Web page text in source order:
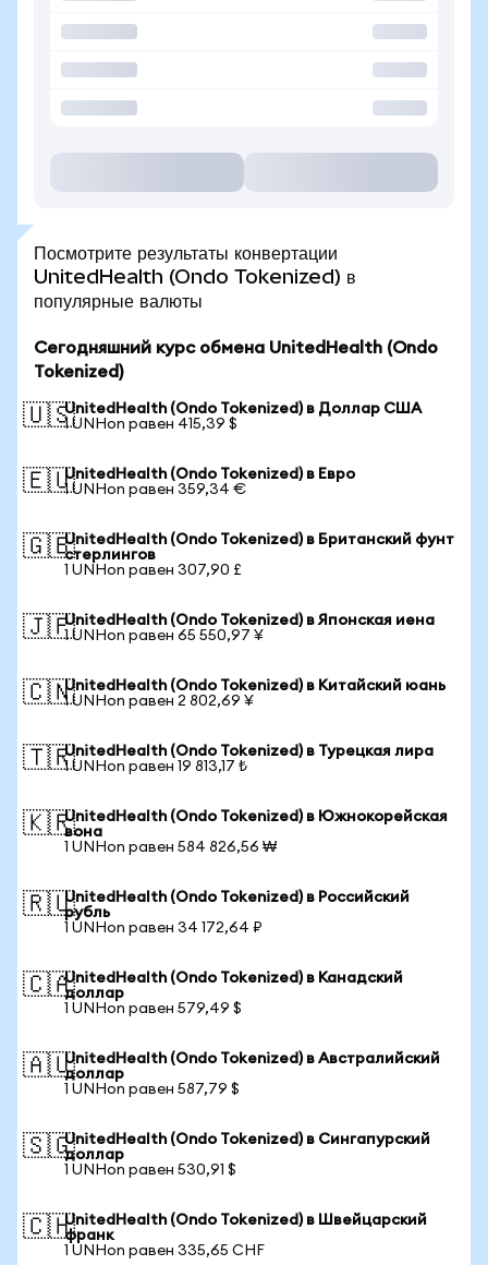
Посмотрите результаты конвертации
UnitedHealth (Ondo Tokenized) в
популярные валюты
Сегодняшний курс обмена UnitedHealth (Ondo
Tokenized)
🇺🇸UnitedHealth (Ondo Tokenized) в Доллар США
1 UNHon равен 415,39 $
🇪🇺UnitedHealth (Ondo Tokenized) в Евро
1 UNHon равен 359,34 €
🇬🇧UnitedHealth (Ondo Tokenized) в Британский фунт
стерлингов
1 UNHon равен 307,90 £
🇯🇵UnitedHealth (Ondo Tokenized) в Японская иена
1 UNHon равен 65 550,97 ¥
🇨🇳UnitedHealth (Ondo Tokenized) в Китайский юань
1 UNHon равен 2 802,69 ¥
🇹🇷UnitedHealth (Ondo Tokenized) в Турецкая лира
1 UNHon равен 19 813,17 ₺
🇰🇷UnitedHealth (Ondo Tokenized) в Южнокорейская
вона
1 UNHon равен 584 826,56 ₩
🇷🇺UnitedHealth (Ondo Tokenized) в Российский
рубль
1 UNHon равен 34 172,64 ₽
🇨🇦UnitedHealth (Ondo Tokenized) в Канадский
доллар
1 UNHon равен 579,49 $
🇦🇺UnitedHealth (Ondo Tokenized) в Австралийский
доллар
1 UNHon равен 587,79 $
🇸🇬UnitedHealth (Ondo Tokenized) в Сингапурский
доллар
1 UNHon равен 530,91 $
🇨🇭UnitedHealth (Ondo Tokenized) в Швейцарский
франк
1 UNHon равен 335,65 CHF